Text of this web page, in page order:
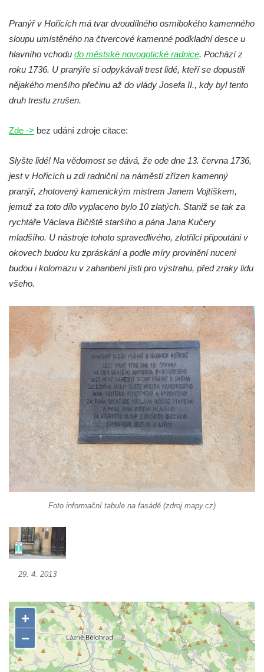
Socha Mamutí lebka v ZOO Hluboká
Socha Mamut srstnatý v ZOO Hluboká
Socha Vydry si hrají v ZOO Hluboká
Socha Přátelství v ZOO Hluboká
Socha Lišky v ZOO Hluboká
Socha Vlčice s mládětem v ZOO Hluboká
Socha Rys číhající na srnu v ZOO Hluboká
Socha Orlice v ZOO Hluboká
Socha Tygr v ZOO Hluboká
Socha Želva v ZOO Hluboká
Socha Kozorožec horský v ZOO Hluboká
Socha Nosorožík v ZOO Hluboká
Socha Rosomák v ZOO Hluboká
Socha Beruška v ZOO Hluboká
Socha Vážka v ZOO Hluboká
Socha Volavka v ZOO Hluboká
Flamingo trůn v ZOO Hluboká
Lavička Kůň Převalského v ZOO Hluboká
Lysá nad Labem, barokní město Šporkovo
Socha Opičákovník v ZOO Hluboká
Socha Roháč v ZOO Hluboká
Socha Mystik v ZOO Hluboká
čp. 69/1 v Českých Budějovicích
Socha Jana Valeria Jirsíka u Černé věže v
kostela svatého Mikuláše v Českých
Budějovicích
Socha svatého Jana Nepomuckého u
kostela svaté Rodiny v Českých
Budějovicích
Pranýř v Hořicích má tvar dvoudílného osmibokého kamenného
sloupu umístěného na čtvercové kamenné podkladní desce u
hlavního vchodu do městské novogotické radnice. Pochází z
roku 1736. U pranýře si odpykávali trest lidé, kteří se dopustili
nějakého menšího přečinu až do vlády Josefa II., kdy byl tento
druh trestu zrušen.
Zde -> bez udání zdroje citace:
Slyšte lidé! Na vědomost se dává, že ode dne 13. června 1736,
jest v Hořicích u zdi radniční na náměstí zřízen kamenný
pranýř, zhotovený kamenickým mistrem Janem Vojtíškem,
jemuž za toto dílo vyplaceno bylo 10 zlatých. Staniž se tak za
rychtáře Václava Bičiště staršího a pána Jana Kučery
mladšího. U nástroje tohoto spravedlivého, zlotřilci připoutáni v
okovech budou ku zpráskání a podle míry provinění nuceni
budou i kolomazu v zahanbení jísti pro výstrahu, před zraky lidu
všeho.
Foto informační tabule na fasádě (zdroj mapy.cz)
29. 4. 2013